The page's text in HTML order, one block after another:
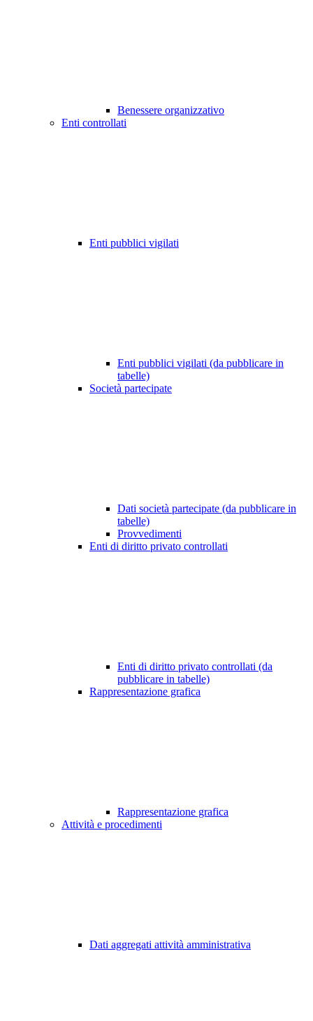
Benessere organizzativo
Enti controllati
Enti pubblici vigilati
Enti pubblici vigilati (da pubblicare in
tabelle)
Società partecipate
Dati società partecipate (da pubblicare in
tabelle)
Provvedimenti
Enti di diritto privato controllati
Enti di diritto privato controllati (da
pubblicare in tabelle)
Rappresentazione grafica
Rappresentazione grafica
Attività e procedimenti
Dati aggregati attività amministrativa